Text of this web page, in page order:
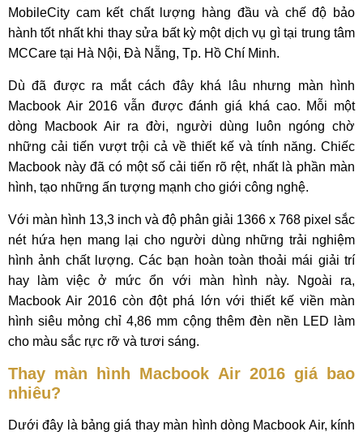
MobileCity cam kết chất lượng hàng đầu và chế độ bảo
hành tốt nhất khi thay sửa bất kỳ một dịch vụ gì tại trung tâm
MCCare tại Hà Nội, Đà Nẵng, Tp. Hồ Chí Minh.
Dù đã được ra mắt cách đây khá lâu nhưng màn hình
Macbook Air 2016 vẫn được đánh giá khá cao. Mỗi một
dòng Macbook Air ra đời, người dùng luôn ngóng chờ
những cải tiến vượt trội cả về thiết kế và tính năng. Chiếc
Macbook này đã có một số cải tiến rõ rệt, nhất là phần màn
hình, tạo những ấn tượng mạnh cho giới công nghệ.
Với màn hình 13,3 inch và độ phân giải 1366 x 768 pixel sắc
nét hứa hẹn mang lại cho người dùng những trải nghiệm
hình ảnh chất lượng. Các bạn hoàn toàn thoải mái giải trí
hay làm việc ở mức ổn với màn hình này. Ngoài ra,
Macbook Air 2016 còn đột phá lớn với thiết kế viền màn
hình siêu mỏng chỉ 4,86 mm cộng thêm đèn nền LED làm
cho màu sắc rực rỡ và tươi sáng.
Thay màn hình Macbook Air 2016 giá bao
nhiêu?
Dưới đây là bảng giá thay màn hình dòng Macbook Air, kính